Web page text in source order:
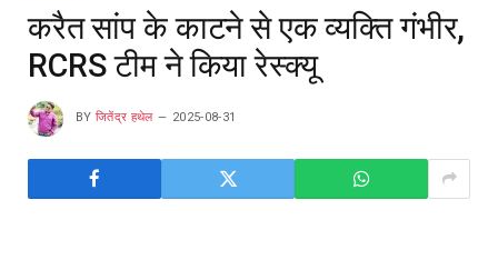
करैत सांप के काटने से एक व्यक्ति गंभीर,
RCRS टीम ने किया रेस्क्यू
BY जितेंद्र हथेल 2025-08-31